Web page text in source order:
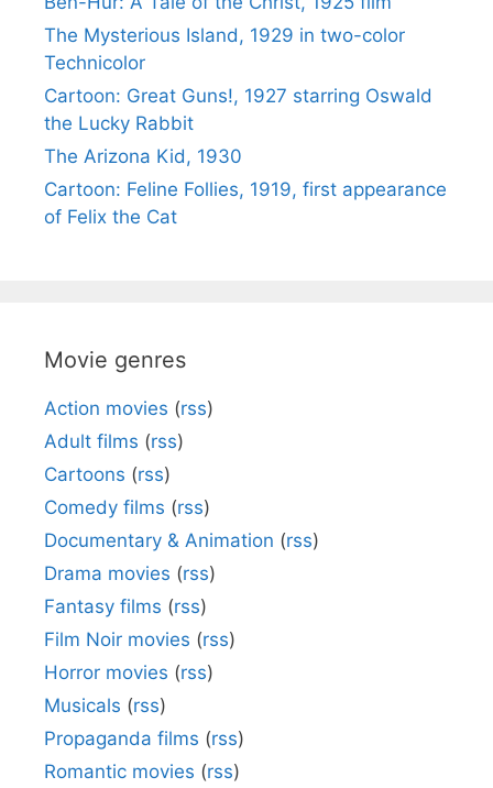
The Mysterious Island, 1929 in two-color
Technicolor
Cartoon: Great Guns!, 1927 starring Oswald
the Lucky Rabbit
The Arizona Kid, 1930
Cartoon: Feline Follies, 1919, first appearance
of Felix the Cat
Movie genres
Action movies (rss)
Adult films (rss)
Cartoons (rss)
Comedy films (rss)
Documentary & Animation (rss)
Drama movies (rss)
Fantasy films (rss)
Film Noir movies (rss)
Horror movies (rss)
Musicals (rss)
Propaganda films (rss)
Romantic movies (rss)